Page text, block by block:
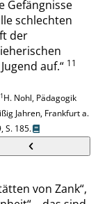
Gefängnisse
schlechten
der
auf.“ 11
H. Nohl, Pädagogik
Jahren, Frankfurta.
S. 185.
von Zank“,